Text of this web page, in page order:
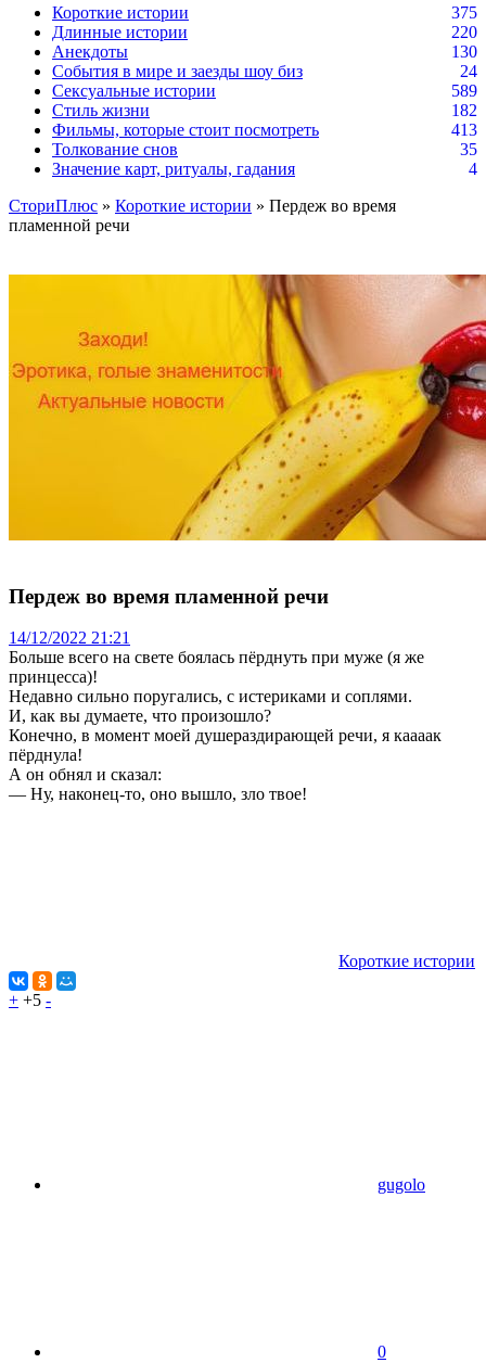
Короткие истории
375
Длинные истории
220
Анекдоты
130
События в мире и заезды шоу биз
24
Сексуальные истории
589
Стиль жизни
182
Фильмы, которые стоит посмотреть
413
Толкование снов
35
Значение карт, ритуалы, гадания
4
СториПлюс » Короткие истории » Пердеж во время
пламенной речи
Пердеж во время пламенной речи
14/12/2022 21:21
Больше всего на свете боялась пёрднуть при муже (я же
принцесса)!
Недавно сильно поругались, с истериками и соплями.
И, как вы думаете, что произошло?
Конечно, в момент моей душераздирающей речи, я каааак
пёрднула!
А он обнял и сказал:
— Ну, наконец-то, оно вышло, зло твое!
Короткие истории
+ +5 -
gugolo
0